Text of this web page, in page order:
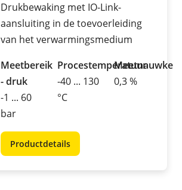
Drukbewaking met IO-Link-
aansluiting in de toevoerleiding
van het verwarmingsmedium
Meetbereik
- druk
-1 ... 60
bar
Procestemperatuur
-40 ... 130
°C
0,3 %
Productdetails